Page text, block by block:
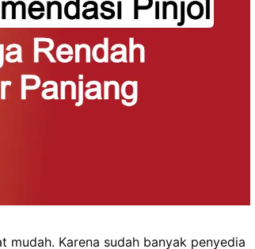
Karena sudah banyak penyedia